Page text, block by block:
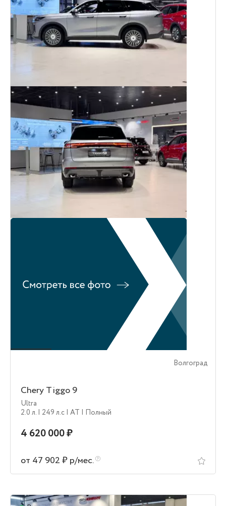
Волгоград
Chery Tiggo 9
Ultra
2.0 л. | 249 л.c | AT | Полный
4 620 000 ₽
от 47 902 ₽ р/мес.